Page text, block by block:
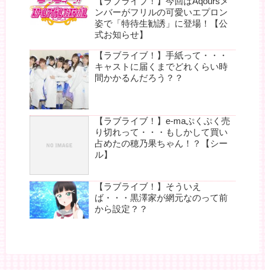
ンバーがフリルの可愛いエプロン
姿で「特待生勧誘」に登場！【公
式お知らせ】
【ラブライブ！】手紙って・・・
キャストに届くまでどれくらい時
間かかるんだろう？？
【ラブライブ！】e-maぷくぷく売
り切れって・・・もしかして買い
占めたの穂乃果ちゃん！？【シー
ル】
【ラブライブ！】そういえ
ば・・・黒澤家が網元なのって前
から設定？？